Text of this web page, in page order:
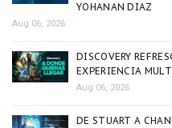
YOHANAN DIAZ
Aug 06, 2026
DISCOVERY
EXPERIENCIA
Aug 06, 2026
DE STUART A